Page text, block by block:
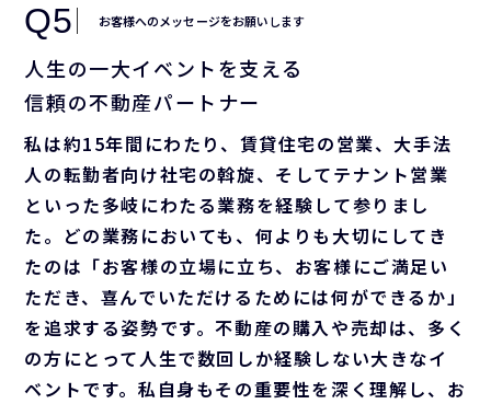
Q5 お客様へのメッセージをお願いします
人生の一大イベントを支える
信頼の不動産パートナー
私は約15年間にわたり、賃貸住宅の営業、大手法
人の転勤者向け社宅の斡旋、そしてテナント営業
といった多岐にわたる業務を経験して参りまし
た。どの業務においても、何よりも大切にしてき
たのは「お客様の立場に立ち、お客様にご満足い
ただき、喜んでいただけるためには何ができるか」
を追求する姿勢です。不動産の購入や売却は、多く
の方にとって人生で数回しか経験しない大きなイ
ベントです。私自身もその重要性を深く理解し、お